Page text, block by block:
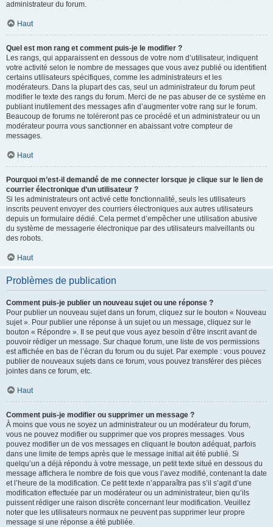
administrateur du forum.
Haut
Quel est mon rang et comment puis-je le modifier ?
Les rangs, qui apparaissent en dessous de votre nom d’utilisateur, indiquent
votre activité selon le nombre de messages que vous avez publié ou identifient
certains utilisateurs spécifiques, comme les administrateurs et les
modérateurs. Dans la plupart des cas, seul un administrateur du forum peut
modifier le texte des rangs du forum. Merci de ne pas abuser de ce système en
publiant inutilement des messages afin d’augmenter votre rang sur le forum.
Beaucoup de forums ne toléreront pas ce procédé et un administrateur ou un
modérateur pourra vous sanctionner en abaissant votre compteur de
messages.
Haut
Pourquoi m’est-il demandé de me connecter lorsque je clique sur le lien de
courrier électronique d’un utilisateur ?
Si les administrateurs ont activé cette fonctionnalité, seuls les utilisateurs
inscrits peuvent envoyer des courriers électroniques aux autres utilisateurs
depuis un formulaire dédié. Cela permet d’empêcher une utilisation abusive
du système de messagerie électronique par des utilisateurs malveillants ou
des robots.
Haut
Problèmes de publication
Comment puis-je publier un nouveau sujet ou une réponse ?
Pour publier un nouveau sujet dans un forum, cliquez sur le bouton « Nouveau
sujet ». Pour publier une réponse à un sujet ou un message, cliquez sur le
bouton « Répondre ». Il se peut que vous ayez besoin d’être inscrit avant de
pouvoir rédiger un message. Sur chaque forum, une liste de vos permissions
est affichée en bas de l’écran du forum ou du sujet. Par exemple : vous pouvez
publier de nouveaux sujets dans ce forum, vous pouvez transférer des pièces
jointes dans ce forum, etc.
Haut
Comment puis-je modifier ou supprimer un message ?
À moins que vous ne soyez un administrateur ou un modérateur du forum,
vous ne pouvez modifier ou supprimer que vos propres messages. Vous
pouvez modifier un de vos messages en cliquant le bouton adéquat, parfois
dans une limite de temps après que le message initial ait été publié. Si
quelqu’un a déjà répondu à votre message, un petit texte situé en dessous du
message affichera le nombre de fois que vous l’avez modifié, contenant la date
et l’heure de la modification. Ce petit texte n’apparaîtra pas s’il s’agit d’une
modification effectuée par un modérateur ou un administrateur, bien qu’ils
puissent rédiger une raison discrète concernant leur modification. Veuillez
noter que les utilisateurs normaux ne peuvent pas supprimer leur propre
message si une réponse a été publiée.